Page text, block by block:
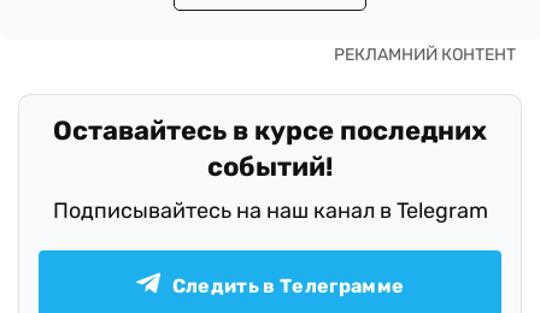
Оставайтесь в курсе последних
событий!
Подписывайтесь на наш канал в Telegram
Следить в Телеграмме